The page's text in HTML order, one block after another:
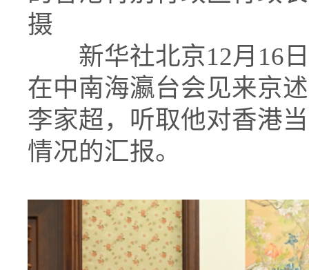
摄
新华社北京12月16日
在中南海瀛台会见来京
李家超，听取他对香港
情况的汇报。